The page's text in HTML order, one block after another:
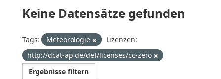
Keine Datensätze gefunden
Tags: Meteorologie
Lizenzen:
http://dcat-ap.de/def/licenses/cc-zero
Ergebnisse filtern